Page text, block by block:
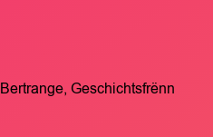
Geschichtsfrënn